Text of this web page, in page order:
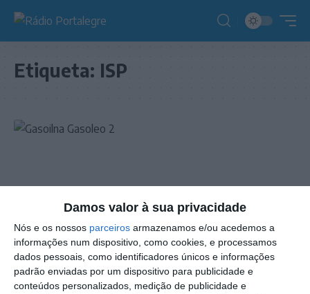
Damos valor à sua privacidade
Nós e os nossos parceiros armazenamos e/ou acedemos a
informações num dispositivo, como cookies, e processamos
dados pessoais, como identificadores únicos e informações
padrão enviadas por um dispositivo para publicidade e
conteúdos personalizados, medição de publicidade e
Etiqueta: ISP
NOTÍCIAS